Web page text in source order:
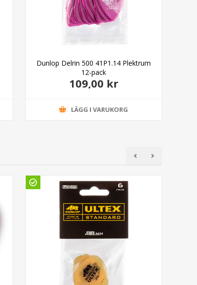
Dunlop Delrin 500 41P1.14 Plektrum
12-pack
109,00 kr
LÄGG I VARUKORG